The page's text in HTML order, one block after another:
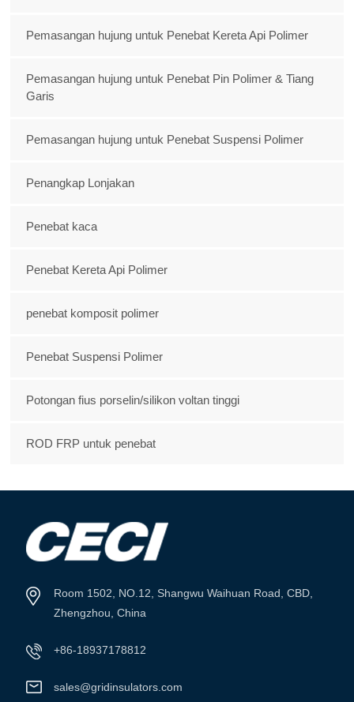
Pemasangan hujung untuk Penebat Kereta Api Polimer
Pemasangan hujung untuk Penebat Pin Polimer & Tiang
Garis
Pemasangan hujung untuk Penebat Suspensi Polimer
Penangkap Lonjakan
Penebat kaca
Penebat Kereta Api Polimer
penebat komposit polimer
Penebat Suspensi Polimer
Potongan fius porselin/silikon voltan tinggi
ROD FRP untuk penebat
Room 1502, NO.12, Shangwu Waihuan Road, CBD,
Zhengzhou, China
+86-18937178812
sales@gridinsulators.com